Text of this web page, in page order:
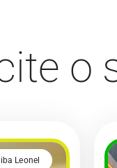
o
Leonel